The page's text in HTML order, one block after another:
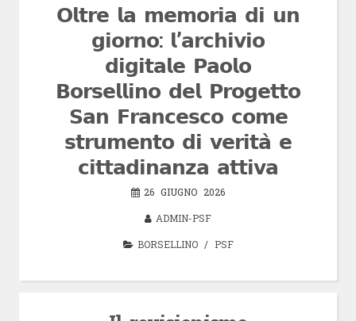
𝗢𝗹𝘁𝗿𝗲 𝗹𝗮 𝗺𝗲𝗺𝗼𝗿𝗶𝗮 𝗱𝗶 𝘂𝗻
𝗴𝗶𝗼𝗿𝗻𝗼: 𝗹’𝗮𝗿𝗰𝗵𝗶𝘃𝗶𝗼
𝗱𝗶𝗴𝗶𝘁𝗮𝗹𝗲 𝗣𝗮𝗼𝗹𝗼
𝗕𝗼𝗿𝘀𝗲𝗹𝗹𝗶𝗻𝗼 𝗱𝗲𝗹 𝗣𝗿𝗼𝗴𝗲𝘁𝘁𝗼
𝗦𝗮𝗻 𝗙𝗿𝗮𝗻𝗰𝗲𝘀𝗰𝗼 𝗰𝗼𝗺𝗲
𝘀𝘁𝗿𝘂𝗺𝗲𝗻𝘁𝗼 𝗱𝗶 𝘃𝗲𝗿𝗶𝘁𝗮̀ 𝗲
𝗰𝗶𝘁𝘁𝗮𝗱𝗶𝗻𝗮𝗻𝘇𝗮 𝗮𝘁𝘁𝗶𝘃𝗮
26 GIUGNO 2026
ADMIN-PSF
BORSELLINO/ PSF